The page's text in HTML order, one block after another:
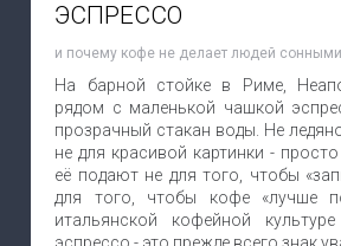
ЭСПРЕССО
и почему кофе не делает людей сонными
На барной стойке в Риме,
рядом с маленькой чашкой
прозрачный стакан воды. Не
не для красивой картинки -
её подают не для того, чтобы
для того, чтобы кофе «лучше
итальянской кофейной